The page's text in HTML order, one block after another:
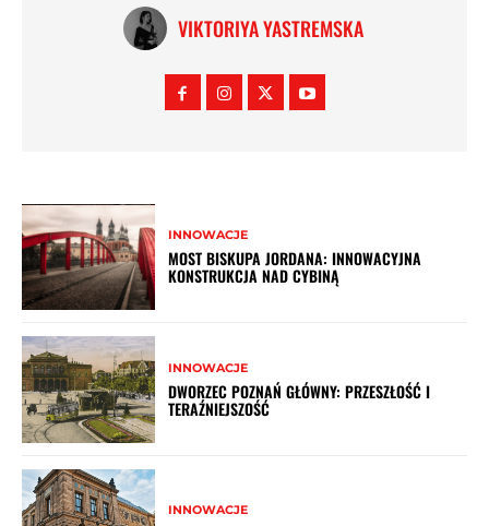
VIKTORIYA YASTREMSKA
INNOWACJE
MOST BISKUPA JORDANA: INNOWACYJNA
KONSTRUKCJA NAD CYBINĄ
INNOWACJE
DWORZEC POZNAŃ GŁÓWNY: PRZESZŁOŚĆ I
TERAŹNIEJSZOŚĆ
INNOWACJE